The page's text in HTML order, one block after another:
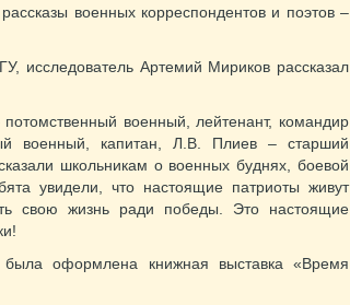
военных корреспондентов и поэтов –
исследователь Артемий Мириков рассказал
военный, лейтенант, командир
военный, капитан, Л.В. Плиев – старший
школьникам о военных буднях, боевой
увидели, что настоящие патриоты живут
свою жизнь ради победы. Это настоящие
была оформлена книжная выставка «Время